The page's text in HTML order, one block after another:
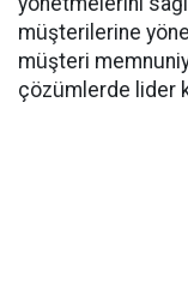
müşterilerine
müşteri
çözümlerde lider